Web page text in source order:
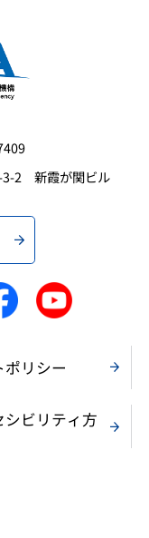
3-2 新霞が関ビル
ポリシー
シビリティ方